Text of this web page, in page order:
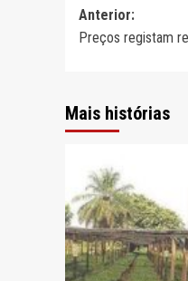
Navegação
de
Anterior:
Preços registam
Mais histórias